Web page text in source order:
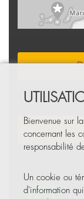
Bienvenue sur
concernant les
responsabilité
Un cookie ou
d'information